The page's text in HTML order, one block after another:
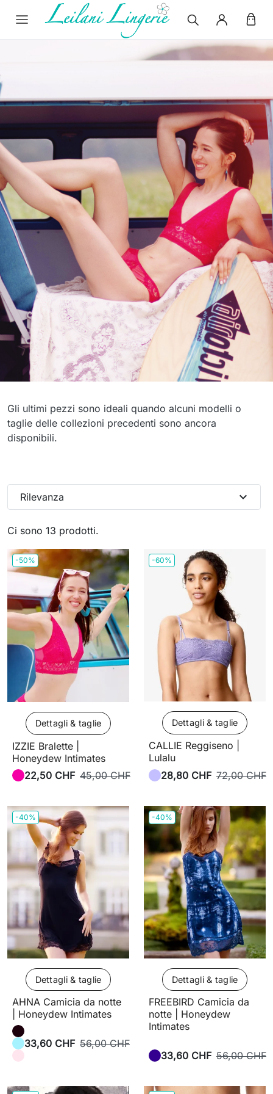
Ultimi pezzi
Gli ultimi pezzi sono ideali quando alcuni modelli o
taglie delle collezioni precedenti sono ancora
disponibili.
Ci sono 13 prodotti.
Rilevanza expand_more
-50%
Dettagli & taglie
IZZIE Bralette |
Honeydew Intimates
22,50 CHF 45,00 CHF
-60%
Dettagli & taglie
CALLIE Reggiseno |
Lulalu
28,80 CHF 72,00 CHF
-40%
Dettagli & taglie
AHNA Camicia da notte
| Honeydew Intimates
33,60 CHF 56,00 CHF
-40%
Dettagli & taglie
FREEBIRD Camicia da
notte | Honeydew
Intimates
33,60 CHF 56,00 CHF